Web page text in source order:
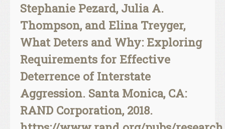
Stephanie Pezard, Julia A.
Thompson, and Elina Treyger,
What Deters and Why: Exploring
Requirements for Effective
Deterrence of Interstate
Aggression. Santa Monica, CA:
RAND Corporation, 2018.